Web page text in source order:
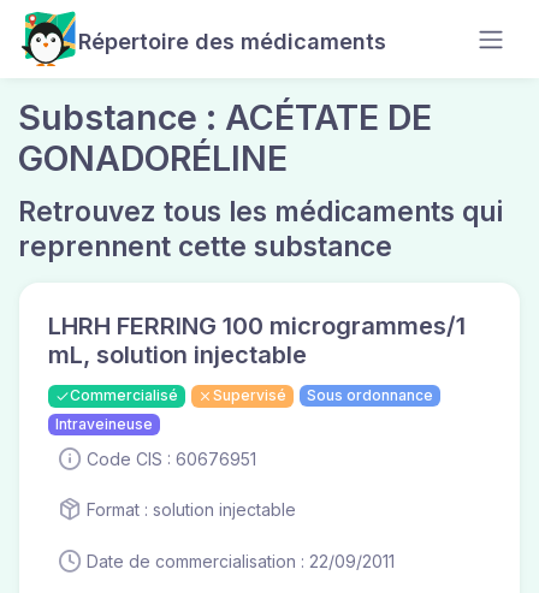
Répertoire des médicaments
Substance : ACÉTATE DE
GONADORÉLINE
Retrouvez tous les médicaments qui
reprennent cette substance
LHRH FERRING 100 microgrammes/1
mL, solution injectable
Commercialisé Supervisé
Sous ordonnance
Intraveineuse
Code CIS : 60676951
Format : solution injectable
Date de commercialisation : 22/09/2011